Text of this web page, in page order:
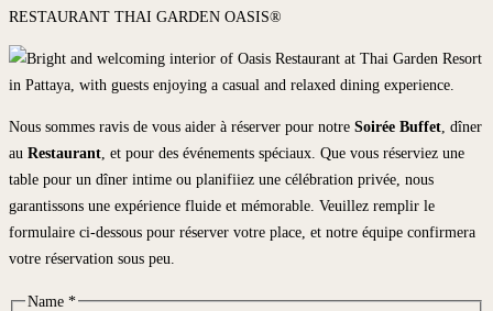
RESTAURANT THAI GARDEN OASIS®
Nous sommes ravis de vous aider à réserver pour notre Soirée Buffet, dîner
au Restaurant, et pour des événements spéciaux. Que vous réserviez une
table pour un dîner intime ou planifiiez une célébration privée, nous
garantissons une expérience fluide et mémorable. Veuillez remplir le
formulaire ci-dessous pour réserver votre place, et notre équipe confirmera
votre réservation sous peu.
Name *